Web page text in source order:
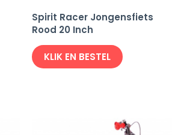
Spirit Racer Jongensfiets
Rood 20 Inch
KLIK EN BESTEL